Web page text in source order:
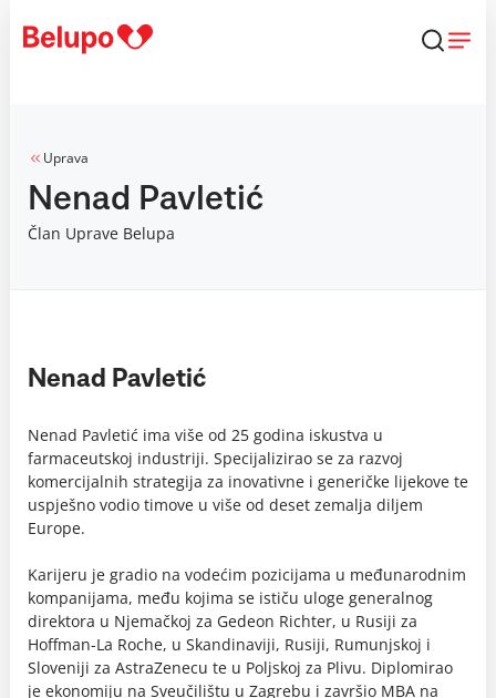
Uprava
Nenad Pavletić
Član Uprave Belupa
Nenad Pavletić
Nenad Pavletić ima više od 25 godina iskustva u
farmaceutskoj industriji. Specijalizirao se za razvoj
komercijalnih strategija za inovativne i generičke lijekove te
uspješno vodio timove u više od deset zemalja diljem
Europe.
Karijeru je gradio na vodećim pozicijama u međunarodnim
kompanijama, među kojima se ističu uloge generalnog
direktora u Njemačkoj za Gedeon Richter, u Rusiji za
Hoffman-La Roche, u Skandinaviji, Rusiji, Rumunjskoj i
Sloveniji za AstraZenecu te u Poljskoj za Plivu. Diplomirao
je ekonomiju na Sveučilištu u Zagrebu i završio MBA na